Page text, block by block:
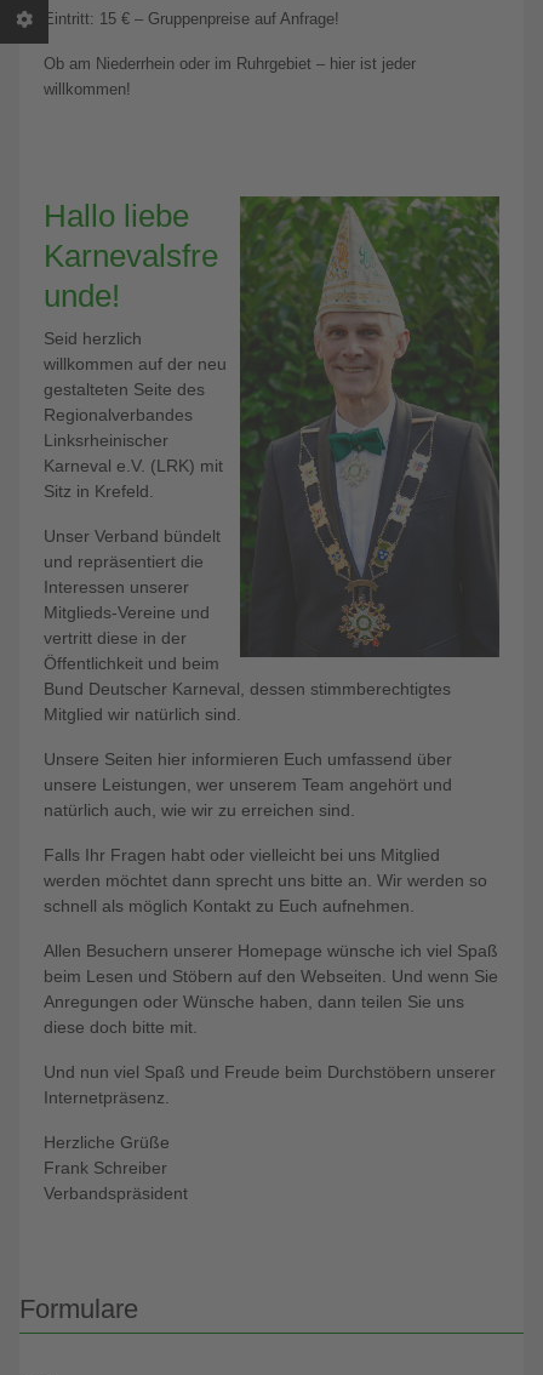
Eintritt: 15 € – Gruppenpreise auf Anfrage!
Ob am Niederrhein oder im Ruhrgebiet – hier ist jeder
willkommen!
Hallo liebe
Karnevalsfre
unde!
Seid herzlich
willkommen auf der neu
gestalteten Seite des
Regionalverbandes
Linksrheinischer
Karneval e.V. (LRK) mit
Sitz in Krefeld.
Unser Verband bündelt
und repräsentiert die
Interessen unserer
Mitglieds-Vereine und
vertritt diese in der
Öffentlichkeit und beim
Bund Deutscher Karneval, dessen stimmberechtigtes
Mitglied wir natürlich sind.
Unsere Seiten hier informieren Euch umfassend über
unsere Leistungen, wer unserem Team angehört und
natürlich auch, wie wir zu erreichen sind.
Falls Ihr Fragen habt oder vielleicht bei uns Mitglied
werden möchtet dann sprecht uns bitte an. Wir werden so
schnell als möglich Kontakt zu Euch aufnehmen.
Allen Besuchern unserer Homepage wünsche ich viel Spaß
beim Lesen und Stöbern auf den Webseiten. Und wenn Sie
Anregungen oder Wünsche haben, dann teilen Sie uns
diese doch bitte mit.
Und nun viel Spaß und Freude beim Durchstöbern unserer
Internetpräsenz.
Herzliche Grüße
Frank Schreiber
Verbandspräsident
Formulare